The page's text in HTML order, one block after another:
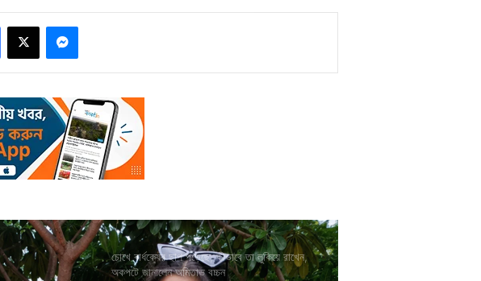
চোখে বার্ধক্যের ছাপ পড়েছে, কীভাবে তা লুকিয়ে রাখেন,
অকপটে জানালেন অমিতাভ বচ্চন